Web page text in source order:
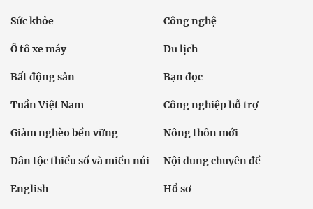
Sức khỏe Công nghệ
Ô tô xe máy Du lịch
Bất động sản Bạn đọc
Tuần Việt Nam Công nghiệp hỗ trợ
Giảm nghèo bền vững Nông thôn mới
Dân tộc thiểu số và miền núi Nội dung chuyên đề
English Hồ sơ